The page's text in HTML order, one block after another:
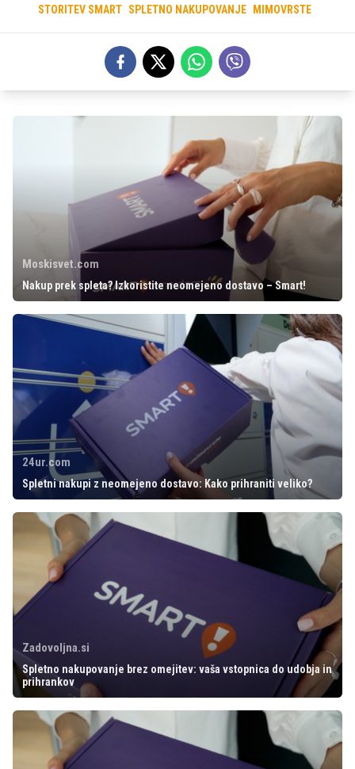
STORITEV SMART SPLETNO NAKUPOVANJE MIMOVRSTE
Moskisvet.com
Nakup prek spleta? Izkoristite neomejeno dostavo – Smart!
24ur.com
Spletni nakupi z neomejeno dostavo: Kako prihraniti veliko?
Zadovoljna.si
Spletno nakupovanje brez omejitev: vaša vstopnica do udobja in
prihrankov